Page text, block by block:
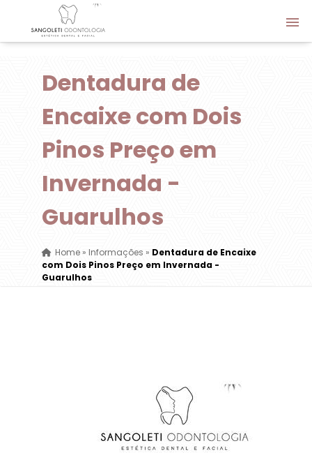
Dentadura de
Encaixe com Dois
Pinos Preço em
Invernada -
Guarulhos
Home» Informações » Dentadura de Encaixe
com Dois Pinos Preço em Invernada -
Guarulhos